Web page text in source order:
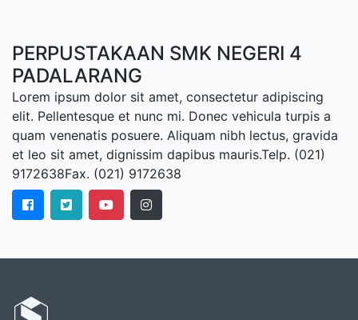
PERPUSTAKAAN SMK NEGERI 4
PADALARANG
Lorem ipsum dolor sit amet, consectetur adipiscing
elit. Pellentesque et nunc mi. Donec vehicula turpis a
quam venenatis posuere. Aliquam nibh lectus, gravida
et leo sit amet, dignissim dapibus mauris.Telp. (021)
9172638Fax. (021) 9172638